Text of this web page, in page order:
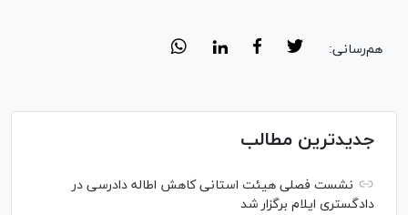
هم‌رسانی:
جدیدترین مطالب
نشست فصلی هیئت استانی کاهش اطاله دادرسی در
دادگستری ایلام برگزار شد